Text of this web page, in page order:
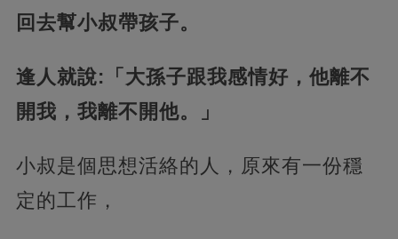
回去幫小叔帶孩子。
逢人就說:「大孫子跟我感情好，他離不
開我，我離不開他。」
小叔是個思想活絡的人，原來有一份穩
定的工作，